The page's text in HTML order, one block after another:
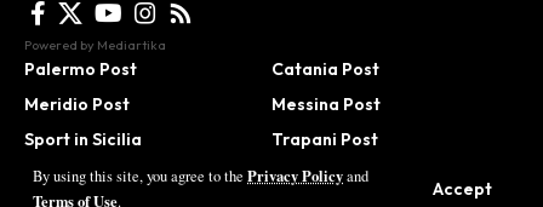
By using this site, you agree to the Privacy Policyand
Terms of Use.
Accept
Powered by Mediartika
Palermo Post
Meridio Post
Sport in Sicilia
Agrigento Post
Catania Post
Messina Post
Trapani Post
Be in Sicily